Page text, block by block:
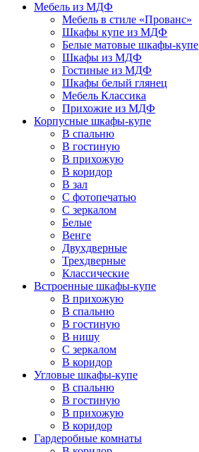
Мебель из МДФ
Мебель в стиле «Прованс»
Шкафы купе из МДФ
Белые матовые шкафы-купе
Шкафы из МДФ
Гостиные из МДФ
Шкафы белый глянец
Мебель Классика
Прихожие из МДФ
Корпусные шкафы-купе
В спальню
В гостиную
В прихожую
В коридор
В зал
С фотопечатью
С зеркалом
Белые
Венге
Двухдверные
Трехдверные
Классические
Встроенные шкафы-купе
В прихожую
В спальню
В гостиную
В нишу
С зеркалом
В коридор
Угловые шкафы-купе
В спальню
В гостиную
В прихожую
В коридор
Гардеробные комнаты